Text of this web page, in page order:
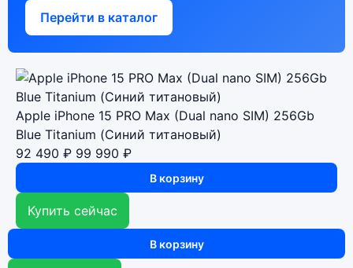
Перейти в каталог
Apple iPhone 15 PRO Max (Dual nano SIM) 256Gb
Blue Titanium (Синий титановый)
92 490 ₽ 99 990 ₽
В корзину
Купить сейчас
В корзину